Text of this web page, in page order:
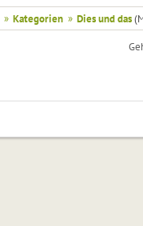
» Kategorien » Dies und das